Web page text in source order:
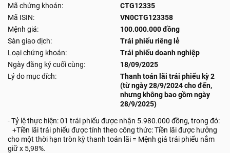
Mã chứng khoán:
CTG12335
Mã ISIN:
VN0CTG123358
Mệnh giá:
100.000.000 đồng
Sàn giao dịch:
Trái phiếu riêng lẻ
Loại chứng khoán:
Trái phiếu doanh nghiệp
Ngày đăng ký cuối cùng:
18/09/2025
Lý do mục đích:
Thanh toán lãi trái phiếu kỳ 2
(từ ngày 28/9/2024 cho đến,
nhưng không bao gồm ngày
28/9/2025)
- Tỷ lệ thực hiện: 01 trái phiếu được nhận 5.980.000 đồng, trong đó:
+Tiền lãi trái phiếu được tính theo công thức: Tiền lãi được hưởng
cho một thời hạn tròn kỳ thanh toán lãi = Mệnh giá trái phiếu nắm
giữ x 5,98%.